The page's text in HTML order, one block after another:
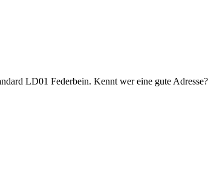
LD01 Federbein. Kennt wer eine gute Adresse?